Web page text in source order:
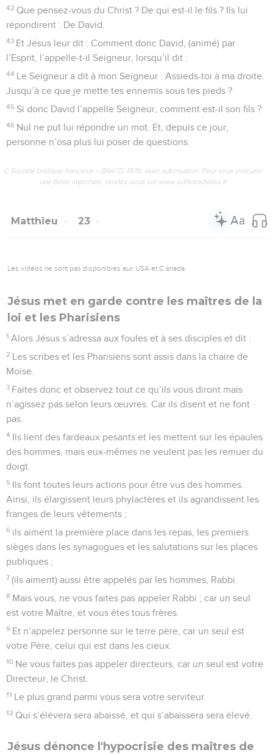
42 Que pensez-vous du Christ ? De qui est-il le fils ? Ils lui
répondirent : De David.
43 Et Jésus leur dit : Comment donc David, (animé) par
l’Esprit, l’appelle-t-il Seigneur, lorsqu’il dit :
44 Le Seigneur a dit à mon Seigneur : Assieds-toi à ma droite.
Jusqu’à ce que je mette tes ennemis sous tes pieds ?
45 Si donc David l’appelle Seigneur, comment est-il son fils ?
46 Nul ne put lui répondre un mot. Et, depuis ce jour,
personne n’osa plus lui poser de questions.
© Société biblique française – Bibli’O, 1978, avec autorisation. Pour vous procurer
une Bible imprimée, rendez-vous sur www.editionsbiblio.fr
Matthieu 23
Les vidéos ne sont pas disponibles aux USA et C anada.
Jésus met en garde contre les maîtres de la
loi et les Pharisiens
1 Alors Jésus s’adressa aux foules et à ses disciples et dit :
2 Les scribes et les Pharisiens sont assis dans la chaire de
Moïse.
3 Faites donc et observez tout ce qu’ils vous diront mais
n’agissez pas selon leurs œuvres. Car ils disent et ne font
pas.
4 Ils lient des fardeaux pesants et les mettent sur les épaules
des hommes, mais eux-mêmes ne veulent pas les remuer du
doigt.
5 Ils font toutes leurs actions pour être vus des hommes.
Ainsi, ils élargissent leurs phylactères et ils agrandissent les
franges de leurs vêtements ;
6 ils aiment la première place dans les repas, les premiers
sièges dans les synagogues et les salutations sur les places
publiques ;
7 (ils aiment) aussi être appelés par les hommes, Rabbi.
8 Mais vous, ne vous faites pas appeler Rabbi ; car un seul
est votre Maître, et vous êtes tous frères.
9 Et n’appelez personne sur le terre père, car un seul est
votre Père, celui qui est dans les cieux.
10 Ne vous faites pas appeler directeurs, car un seul est votre
Directeur, le Christ.
11 Le plus grand parmi vous sera votre serviteur.
12 Qui s’élèvera sera abaissé, et qui s’abaissera sera élevé.
Jésus dénonce l'hypocrisie des maîtres de